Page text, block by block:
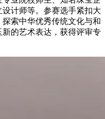
计师等。参赛选手紧扣大
索中华优秀传统文化与和
的艺术表达，获得评审专